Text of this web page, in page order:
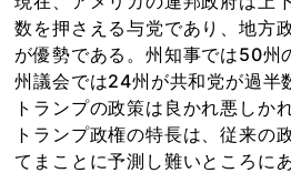
数を押さえる与党であり、地方
が優勢である。州知事では50州
州議会では24州が共和党が過半
トランプの政策は良かれ悪しか
トランプ政権の特長は、従来の
てまことに予測し難いところに